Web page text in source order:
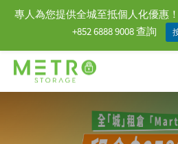
專人為您提供全城至抵個人化優惠
+852 6888 9008 查詢